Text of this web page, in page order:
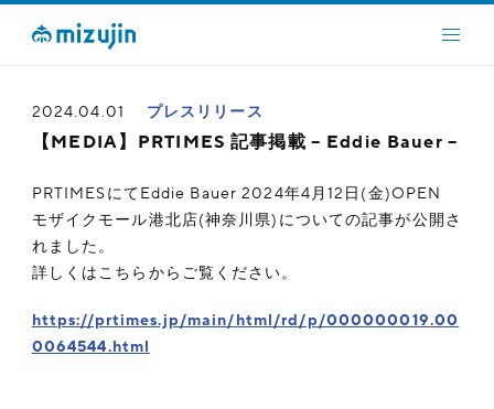
2024.04.01 プレスリリース
【MEDIA】PRTIMES 記事掲載 – Eddie Bauer –
PRTIMESにてEddie Bauer 2024年4月12日(金)OPEN
モザイクモール港北店(神奈川県)についての記事が公開さ
れました。
詳しくはこちらからご覧ください。
https://prtimes.jp/main/html/rd/p/000000019.00
0064544.html